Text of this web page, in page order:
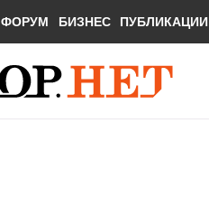
ФОРУМ БИЗНЕС ПУБЛИКАЦИИ